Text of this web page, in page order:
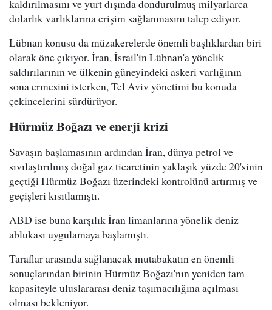
kaldırılmasını ve yurt dışında dondurulmuş milyarlarca
dolarlık varlıklarına erişim sağlanmasını talep ediyor.
Lübnan konusu da müzakerelerde önemli başlıklardan biri
olarak öne çıkıyor. İran, İsrail'in Lübnan'a yönelik
saldırılarının ve ülkenin güneyindeki askeri varlığının
sona ermesini isterken, Tel Aviv yönetimi bu konuda
çekincelerini sürdürüyor.
Hürmüz Boğazı ve enerji krizi
Savaşın başlamasının ardından İran, dünya petrol ve
sıvılaştırılmış doğal gaz ticaretinin yaklaşık yüzde 20'sinin
geçtiği Hürmüz Boğazı üzerindeki kontrolünü artırmış ve
geçişleri kısıtlamıştı.
ABD ise buna karşılık İran limanlarına yönelik deniz
ablukası uygulamaya başlamıştı.
Taraflar arasında sağlanacak mutabakatın en önemli
sonuçlarından birinin Hürmüz Boğazı'nın yeniden tam
kapasiteyle uluslararası deniz taşımacılığına açılması
olması bekleniyor.